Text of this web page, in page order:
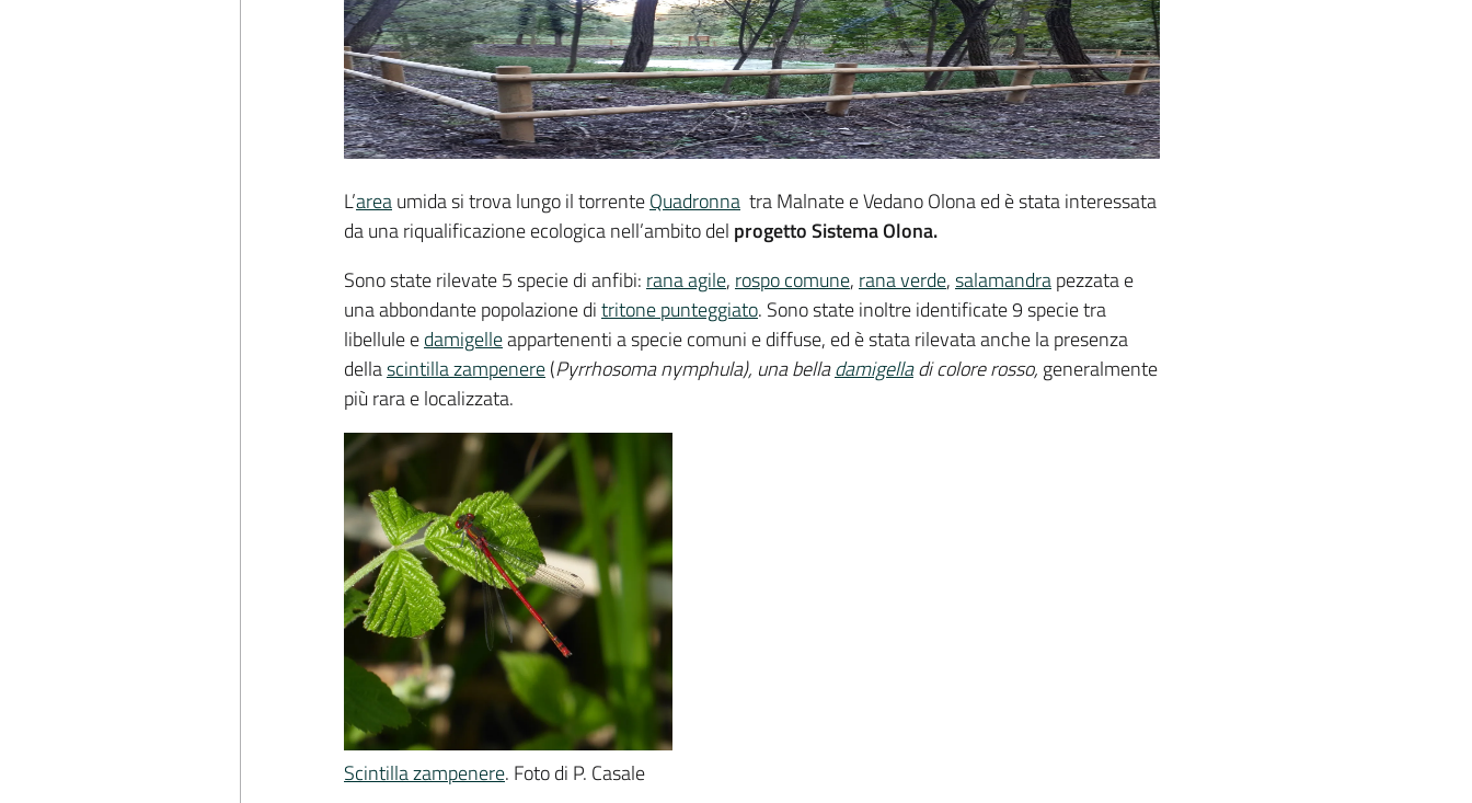
L’areaumida si trova lungo il torrenteQuadronna tra Malnate e Vedano Olona ed è stata interessata
da una riqualificazione ecologica nell’ambito del progetto Sistema Olona.
Sono state rilevate 5 specie di anfibi: rana agile, rospo comune, rana verde,salamandrapezzata e
una abbondante popolazione ditritone punteggiato. Sono state inoltre identificate 9 specie tra
libellule edamigelleappartenenti a specie comuni e diffuse, ed è stata rilevata anche la presenza
dellascintilla zampenere(Pyrrhosoma nymphula), una belladamigelladi colore rosso, generalmente
più rara e localizzata.
Scintilla zampenere. Foto di P. Casale